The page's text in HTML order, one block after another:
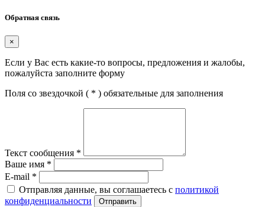
Обратная связь
×
Если у Вас есть какие-то вопросы, предложения и жалобы,
пожалуйста заполните форму
Поля со звездочкой ( * ) обязательные для заполнения
Текст сообщения *
Ваше имя *
E-mail *
Отправляя данные, вы соглашаетесь с политикой
конфиденциальности
Отправить